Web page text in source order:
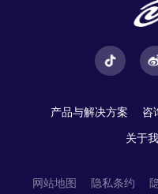
产品与解决方案 咨
关于
网站地图 隐私条约